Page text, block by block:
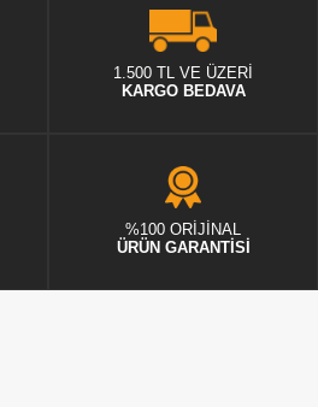
1.500 TL VE ÜZERİ
KARGO BEDAVA
%100 ORİJİNAL
ÜRÜN GARANTİSİ